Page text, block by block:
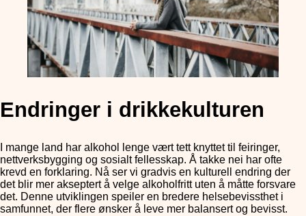
Endringer i drikkekulturen
I mange land har alkohol lenge vært tett knyttet til feiringer,
nettverksbygging og sosialt fellesskap. Å takke nei har ofte
krevd en forklaring. Nå ser vi gradvis en kulturell endring der
det blir mer akseptert å velge alkoholfritt uten å måtte forsvare
det. Denne utviklingen speiler en bredere helsebevissthet i
samfunnet, der flere ønsker å leve mer balansert og bevisst.